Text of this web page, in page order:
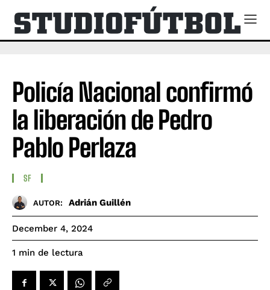
Policía Nacional confirmó
la liberación de Pedro
Pablo Perlaza
SF
AUTOR: Adrián Guillén
December 4, 2024
1 min de lectura